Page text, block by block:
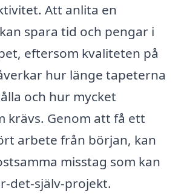
Att anlita en
spara tid och pengar i
eftersom kvaliteten på
hur länge tapeterna
och hur mycket
krävs. Genom att få ett
arbete från början, kan
misstag som kan
det-själv-projekt.